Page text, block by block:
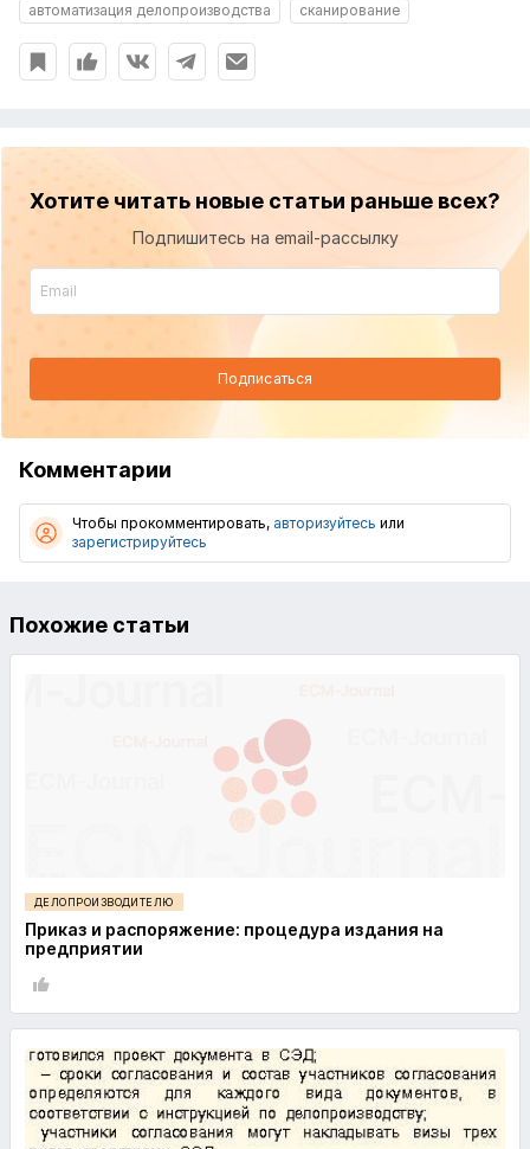
автоматизация делопроизводства сканирование
Хотите читать новые статьи раньше всех?
Подпишитесь на email-рассылку
Подписаться
Комментарии
Чтобы прокомментировать, авторизуйтесь или
зарегистрируйтесь
Похожие статьи
ДЕЛОПРОИЗВОДИТЕЛЮ
Приказ и распоряжение: процедура издания на
предприятии